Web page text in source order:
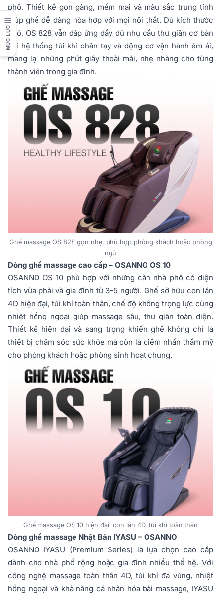
phố. Thiết kế gọn gàng, mềm mại và màu sắc trung tính
giúp ghế dễ dàng hòa hợp với mọi nội thất. Dù kích thước
nhỏ, OS 828 vẫn đáp ứng đầy đủ nhu cầu thư giãn cơ bản
với hệ thống túi khí chân tay và động cơ vận hành êm ái,
mang lại những phút giây thoải mái, nhẹ nhàng cho từng
thành viên trong gia đình.
Ghế massage OS 828 gọn nhẹ, phù hợp phòng khách hoặc phòng
ngủ
Dòng ghế massage cao cấp – OSANNO OS 10
OSANNO OS 10 phù hợp với những căn nhà phố có diện
tích vừa phải và gia đình từ 3–5 người. Ghế sở hữu con lăn
4D hiện đại, túi khí toàn thân, chế độ không trọng lực cùng
nhiệt hồng ngoại giúp massage sâu, thư giãn toàn diện.
Thiết kế hiện đại và sang trọng khiến ghế không chỉ là
thiết bị chăm sóc sức khỏe mà còn là điểm nhấn thẩm mỹ
cho phòng khách hoặc phòng sinh hoạt chung.
Ghế massage OS 10 hiện đại, con lăn 4D, túi khí toàn thân
Dòng ghế massage Nhật Bản IYASU – OSANNO
OSANNO IYASU (Premium Series) là lựa chọn cao cấp
dành cho nhà phố rộng hoặc gia đình nhiều thế hệ. Với
công nghệ massage toàn thân 4D, túi khí đa vùng, nhiệt
hồng ngoại và khả năng cá nhân hóa bài massage, IYASU
MỤC LỤC